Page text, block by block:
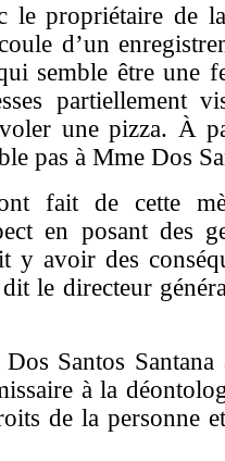
le propriétaire de
d’un
semble être une
partiellement
une pizza. À
pas à Mme Dos
fait de cette
en posant des
avoir des
le directeur
Santos Santana
à la
de la personne